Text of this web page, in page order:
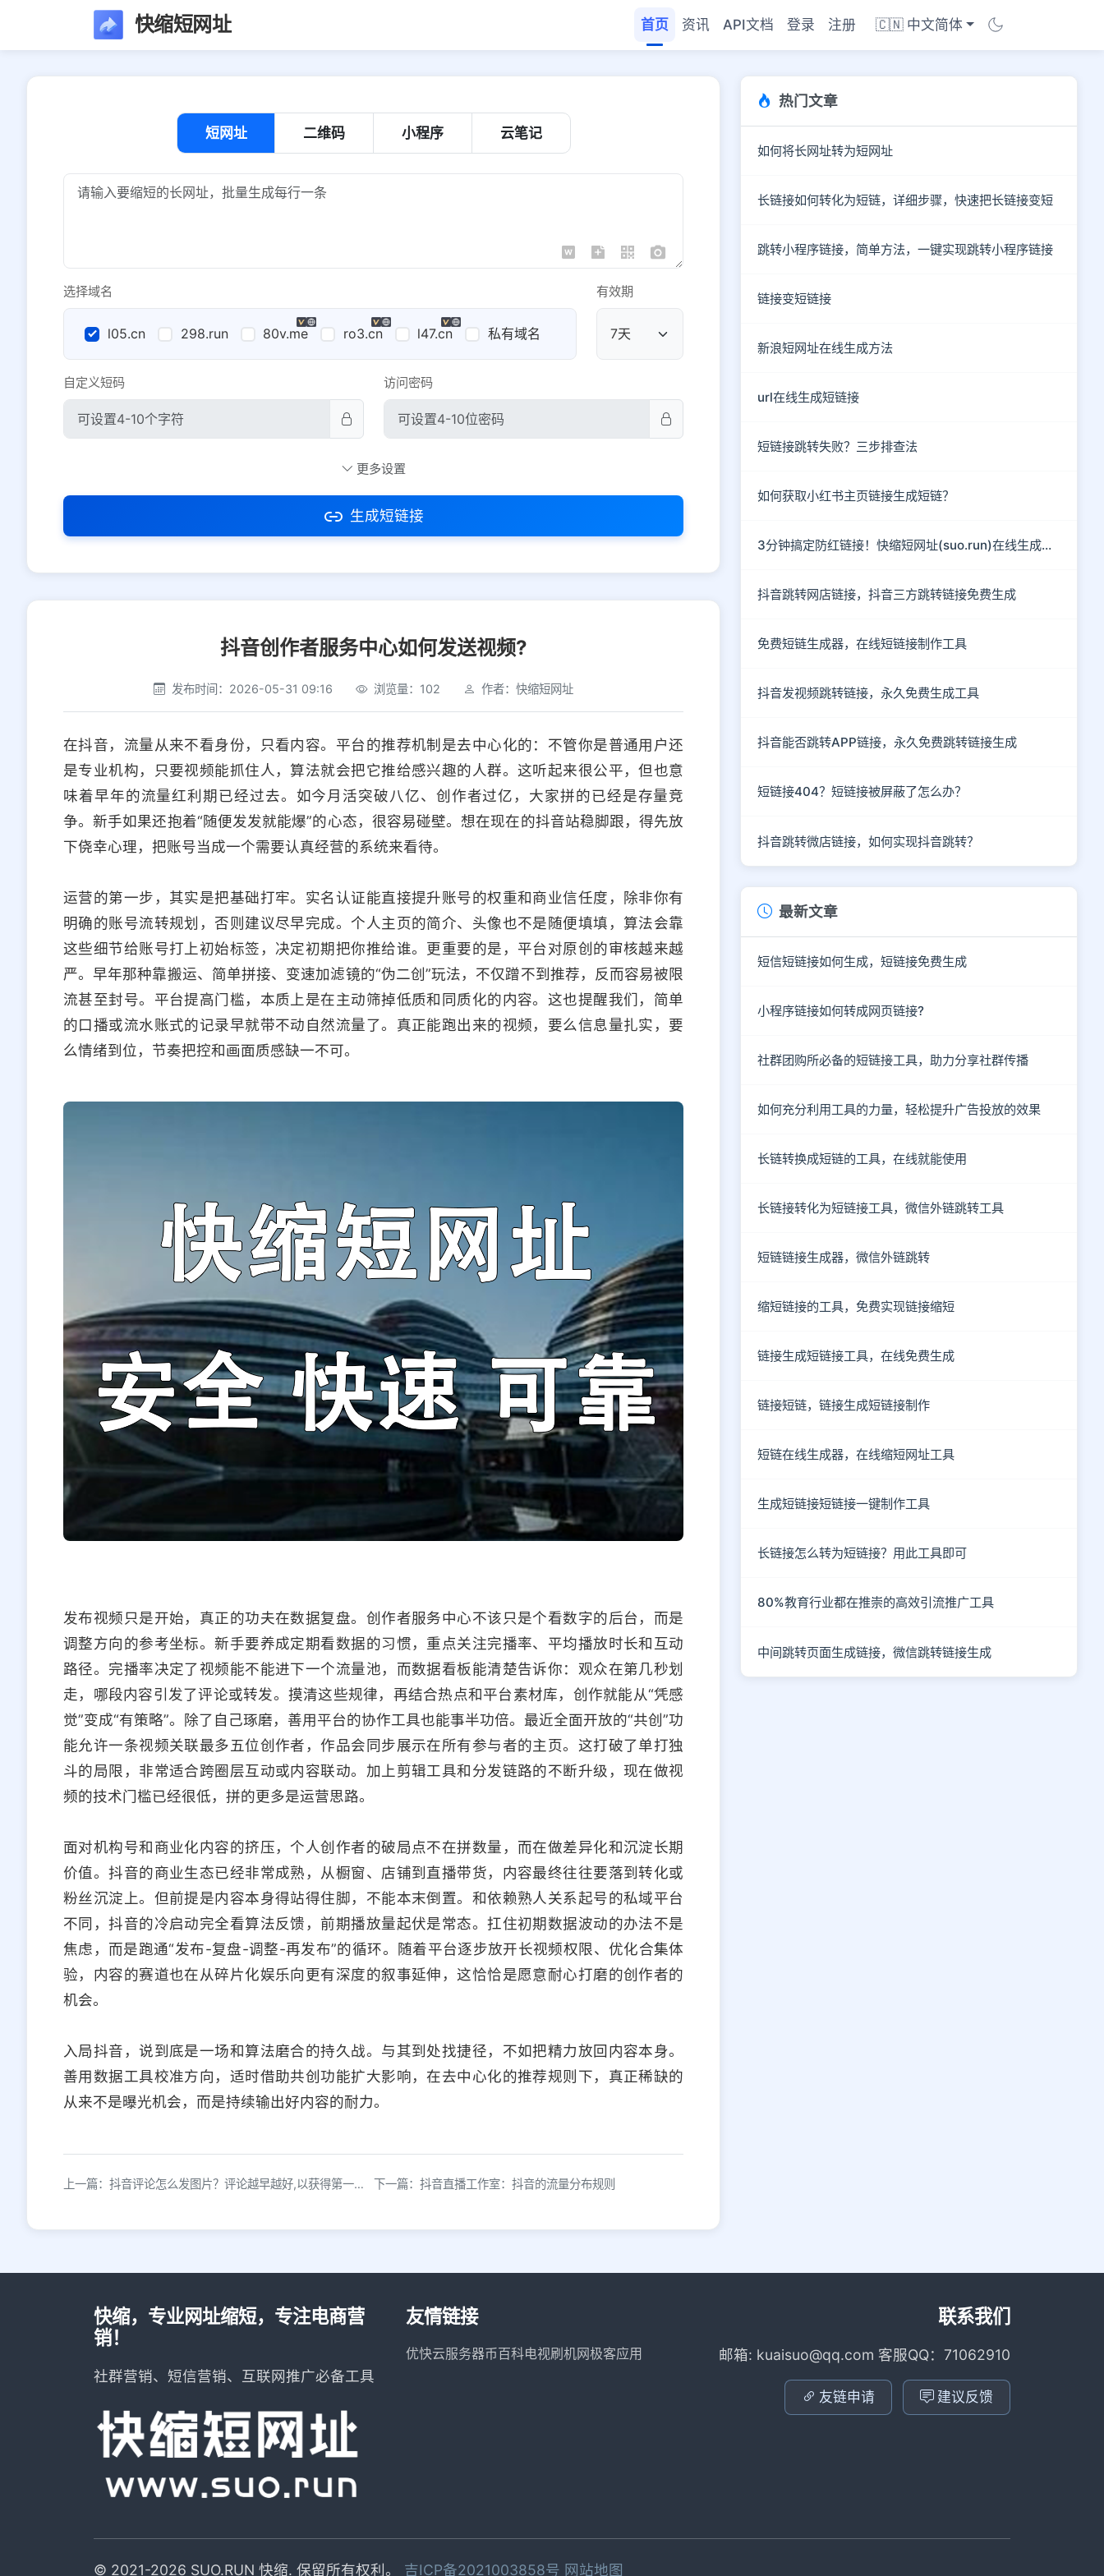
快缩短网址 首页 资讯 API文档 登录 注册 🇨🇳 中文简体
短网址 二维码 小程序 云笔记
选择域名
l05.cn 298.run 80v.me ro3.cn l47.cn 私有域名 公共域名
有效期
自定义短码 访问密码
社交平台 电商平台
选择防红平台类型，避免链接被拦截
平台设置
iOS Android PC 其他
更多设置
生成短链接
抖音创作者服务中心如何发送视频?
发布时间：2026-05-31 09:16 浏览量：102 作者：快缩短网址
在抖音，流量从来不看身份，只看内容。平台的推荐机制是去中心化的：不管你是普通用户还
是专业机构，只要视频能抓住人，算法就会把它推给感兴趣的人群。这听起来很公平，但也意
味着早年的流量红利期已经过去。如今月活突破八亿、创作者过亿，大家拼的已经是存量竞
争。新手如果还抱着“随便发发就能爆”的心态，很容易碰壁。想在现在的抖音站稳脚跟，得先放
下侥幸心理，把账号当成一个需要认真经营的系统来看待。
运营的第一步，其实是把基础打牢。实名认证能直接提升账号的权重和商业信任度，除非你有
明确的账号流转规划，否则建议尽早完成。个人主页的简介、头像也不是随便填填，算法会靠
这些细节给账号打上初始标签，决定初期把你推给谁。更重要的是，平台对原创的审核越来越
严。早年那种靠搬运、简单拼接、变速加滤镜的“伪二创”玩法，不仅蹭不到推荐，反而容易被限
流甚至封号。平台提高门槛，本质上是在主动筛掉低质和同质化的内容。这也提醒我们，简单
的口播或流水账式的记录早就带不动自然流量了。真正能跑出来的视频，要么信息量扎实，要
么情绪到位，节奏把控和画面质感缺一不可。
发布视频只是开始，真正的功夫在数据复盘。创作者服务中心不该只是个看数字的后台，而是
调整方向的参考坐标。新手要养成定期看数据的习惯，重点关注完播率、平均播放时长和互动
路径。完播率决定了视频能不能进下一个流量池，而数据看板能清楚告诉你：观众在第几秒划
走，哪段内容引发了评论或转发。摸清这些规律，再结合热点和平台素材库，创作就能从“凭感
觉”变成“有策略”。除了自己琢磨，善用平台的协作工具也能事半功倍。最近全面开放的“共创”功
能允许一条视频关联最多五位创作者，作品会同步展示在所有参与者的主页。这打破了单打独
斗的局限，非常适合跨圈层互动或内容联动。加上剪辑工具和分发链路的不断升级，现在做视
频的技术门槛已经很低，拼的更多是运营思路。
面对机构号和商业化内容的挤压，个人创作者的破局点不在拼数量，而在做差异化和沉淀长期
价值。抖音的商业生态已经非常成熟，从橱窗、店铺到直播带货，内容最终往往要落到转化或
粉丝沉淀上。但前提是内容本身得站得住脚，不能本末倒置。和依赖熟人关系起号的私域平台
不同，抖音的冷启动完全看算法反馈，前期播放量起伏是常态。扛住初期数据波动的办法不是
焦虑，而是跑通“发布-复盘-调整-再发布”的循环。随着平台逐步放开长视频权限、优化合集体
验，内容的赛道也在从碎片化娱乐向更有深度的叙事延伸，这恰恰是愿意耐心打磨的创作者的
机会。
入局抖音，说到底是一场和算法磨合的持久战。与其到处找捷径，不如把精力放回内容本身。
善用数据工具校准方向，适时借助共创功能扩大影响，在去中心化的推荐规则下，真正稀缺的
从来不是曝光机会，而是持续输出好内容的耐力。
上一篇：抖音评论怎么发图片？评论越早越好,以获得第一效果 下一篇：抖音直播工作室：抖音的流量分布规则
热门文章
如何将长网址转为短网址
长链接如何转化为短链，详细步骤，快速把长链接变短
跳转小程序链接，简单方法，一键实现跳转小程序链接
链接变短链接
新浪短网址在线生成方法
url在线生成短链接
短链接跳转失败？三步排查法
如何获取小红书主页链接生成短链？
3分钟搞定防红链接！快缩短网址(suo.run)在线生成指南
抖音跳转网店链接，抖音三方跳转链接免费生成
免费短链生成器，在线短链接制作工具
抖音发视频跳转链接，永久免费生成工具
抖音能否跳转APP链接，永久免费跳转链接生成
短链接404？短链接被屏蔽了怎么办？
抖音跳转微店链接，如何实现抖音跳转？
最新文章
短信短链接如何生成，短链接免费生成
小程序链接如何转成网页链接?
社群团购所必备的短链接工具，助力分享社群传播
如何充分利用工具的力量，轻松提升广告投放的效果
长链转换成短链的工具，在线就能使用
长链接转化为短链接工具，微信外链跳转工具
短链链接生成器，微信外链跳转
缩短链接的工具，免费实现链接缩短
链接生成短链接工具，在线免费生成
链接短链，链接生成短链接制作
短链在线生成器，在线缩短网址工具
生成短链接短链接一键制作工具
长链接怎么转为短链接？用此工具即可
80%教育行业都在推崇的高效引流推广工具
中间跳转页面生成链接，微信跳转链接生成
快缩，专业网址缩短，专注电商营
销！
社群营销、短信营销、互联网推广必备工具
友情链接
优快云服务器币百科电视刷机网极客应用
联系我们
邮箱: kuaisuo@qq.com 客服QQ：71062910
友链申请 建议反馈
© 2021-2026 SUO.RUN 快缩. 保留所有权利。 吉ICP备2021003858号 网站地图